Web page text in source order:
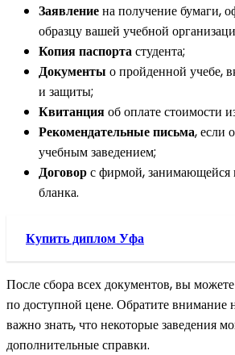
Заявлениена получение бумаги,
образцу вашей учебной
Копия паспортастудента;
Документы о пройденной учебе,
и защиты;
Квитанцияоб оплате стоимости
Рекомендательные письма, если
учебным заведением;
Договорс фирмой, занимающейся
бланка.
Купить диплом Уфа
После сбора всех документов, вы можете
по доступной цене. Обратите внимание
важно знать, что некоторые заведения
дополнительные справки.